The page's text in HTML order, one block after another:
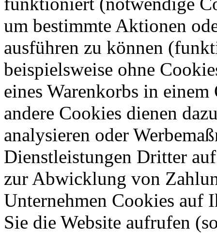
um bestimmte Aktionen
ausführen zu können
beispielsweise ohne
eines Warenkorbs in
andere Cookies dienen
analysieren oder
Dienstleistungen Dritter
zur Abwicklung von
Unternehmen Cookies auf
Sie die Website aufrufen